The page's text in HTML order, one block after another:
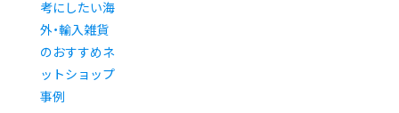
考にしたい海
外・輸入雑貨
のおすすめネ
ットショップ
事例